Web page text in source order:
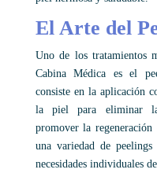
El Arte del
Uno de los tratamientos
Cabina Médica es el
consiste en la aplicación
la piel para eliminar
promover la
una variedad de
necesidades individuales